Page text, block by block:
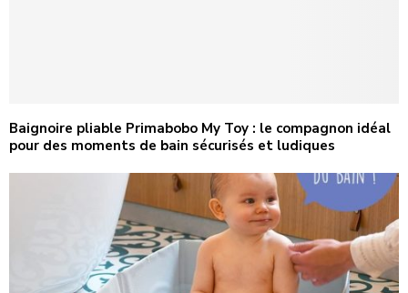
Baignoire pliable Primabobo My Toy : le compagnon idéal
pour des moments de bain sécurisés et ludiques